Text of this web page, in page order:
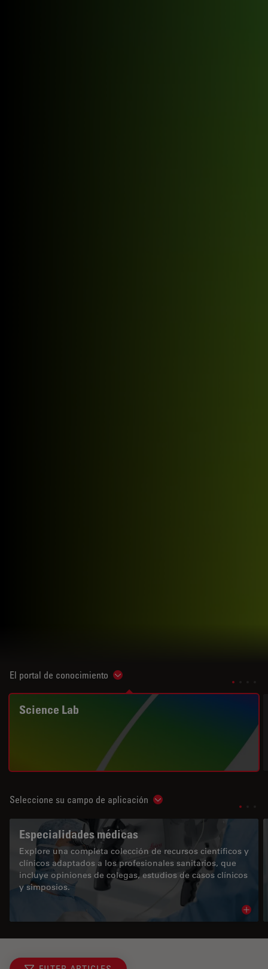
El portal de conocimiento Show subnavigation
Science Lab
Seleccione su campo de aplicación Show subnavigation
Especialidades médicas
Explore una completa colección de recursos científicos y
clínicos adaptados a los profesionales sanitarios, que
incluye opiniones de colegas, estudios de casos clínicos
y simposios.